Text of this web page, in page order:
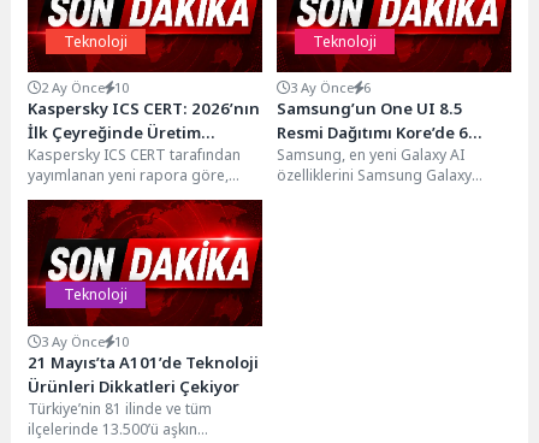
Teknoloji
2 Ay Önce 10
Kaspersky ICS CERT: 2026’nın
İlk Çeyreğinde Üretim
Sektörüne Yönelik Siber
Saldırılarda Artış Görüldü
Kaspersky ICS CERT tarafından
yayımlanan yeni rapora göre,
2026'nın ilk çeyreğinde dünya
genelinde zararlı içeriklerin
engellendiği endüstriyel...
Teknoloji
3 Ay Önce 6
Samsung’un One UI 8.5
Resmi Dağıtımı Kore’de 6
Mayıs’ta Başladı
Samsung, en yeni Galaxy AI
özelliklerini Samsung Galaxy
Teknoloji
3 Ay Önce 10
21 Mayıs’ta A101’de Teknoloji
Ürünleri Dikkatleri Çekiyor
Türkiye’nin 81 ilinde ve tüm
ilçelerinde 13.500’ü aşkın